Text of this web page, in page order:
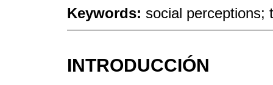
Keywords: social perceptions;
INTRODUCCIÓN